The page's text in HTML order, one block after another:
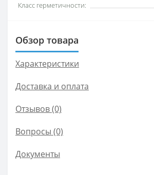
Класс герметичности:
Обзор товара
Характеристики
Доставка и оплата
Отзывов (0)
Вопросы (0)
Документы